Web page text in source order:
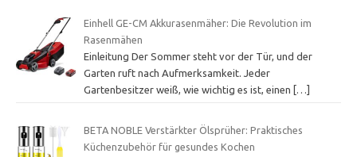
Einhell GE-CM Akkurasenmäher: Die Revolution im
Rasenmähen
Einleitung Der Sommer steht vor der Tür, und der
Garten ruft nach Aufmerksamkeit. Jeder
Gartenbesitzer weiß, wie wichtig es ist, einen […]
BETA NOBLE Verstärkter Ölsprüher: Praktisches
Küchenzubehör für gesundes Kochen